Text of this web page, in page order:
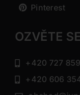
Pinterest
OZVĚTE
+420 727
+420 606